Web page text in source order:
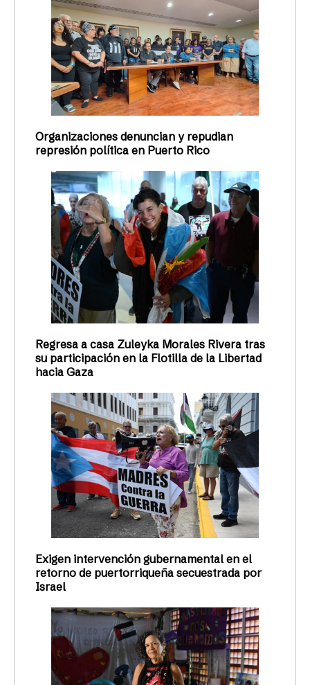
Organizaciones denuncian y repudian
represión política en Puerto Rico
Regresa a casa Zuleyka Morales Rivera tras
su participación en la Flotilla de la Libertad
hacia Gaza
Exigen intervención gubernamental en el
retorno de puertorriqueña secuestrada por
Israel